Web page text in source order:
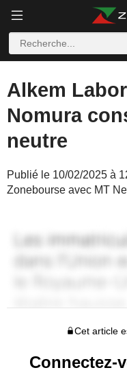
Alkem
Nomura
neutre
Publié le 10/02/2025 à
Zonebourse avec MT
Cet article
Connectez-